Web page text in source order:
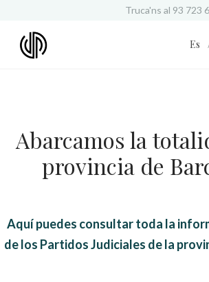
Truca'ns al 93 723
Es
Abarcamos la
provincia de
Aquí puedes consultar toda la
de los Partidos Judiciales de la